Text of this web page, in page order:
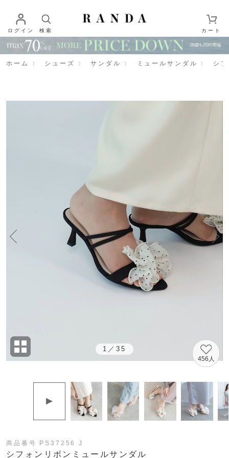
ログイン 検索 カート
ホーム シューズ サンダル ミュールサンダル シ
1 ／ 35
456人
商品番号 PS37256 J
シフォンリボンミュールサンダル